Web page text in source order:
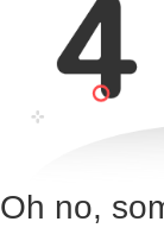
Oh no,